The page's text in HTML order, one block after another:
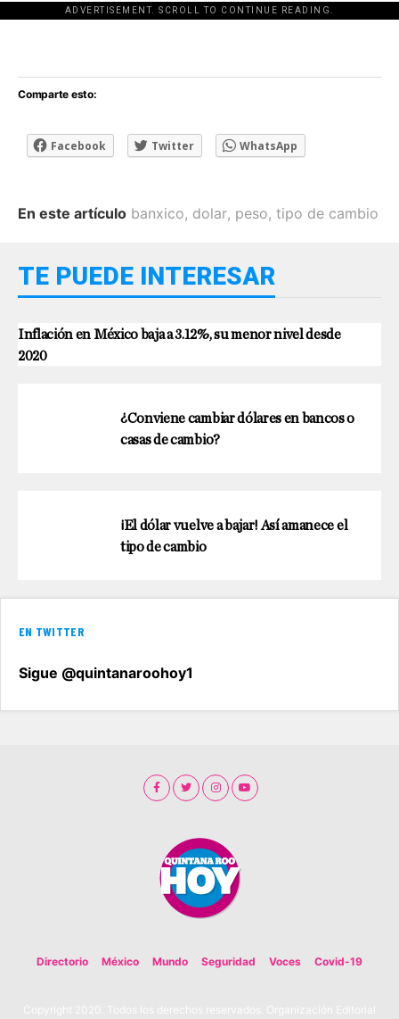
ADVERTISEMENT. SCROLL TO CONTINUE READING.
[adsforwp id="243463"]
Comparte esto:
Facebook Twitter WhatsApp
En este artículo banxico, dolar, peso, tipo de cambio
TE PUEDE INTERESAR
Inflación en México baja a 3.12%, su menor nivel desde
2020
¿Conviene cambiar dólares en bancos o
casas de cambio?
¡El dólar vuelve a bajar! Así amanece el
tipo de cambio
EN TWITTER
Sigue @quintanaroohoy1
Directorio México Mundo Seguridad Voces Covid-19